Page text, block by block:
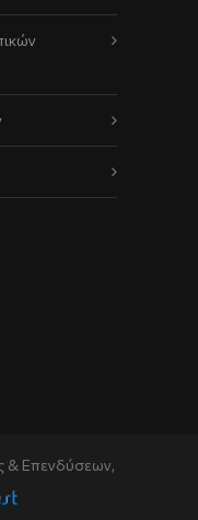
& Επενδύσεων,